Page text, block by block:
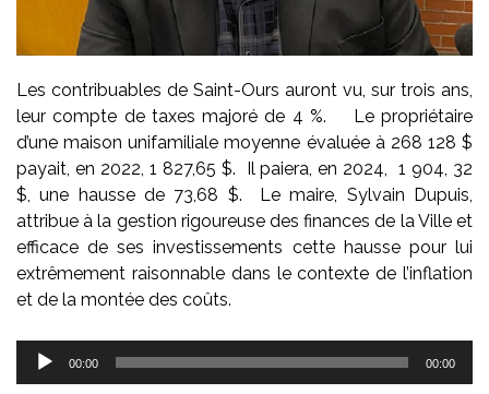
Les contribuables de Saint-Ours auront vu, sur trois ans,
leur compte de taxes majoré de 4 %. Le propriétaire
d’une maison unifamiliale moyenne évaluée à 268 128 $
payait, en 2022, 1 827,65 $. Il paiera, en 2024, 1 904, 32
$, une hausse de 73,68 $. Le maire, Sylvain Dupuis,
attribue à la gestion rigoureuse des finances de la Ville et
efficace de ses investissements cette hausse pour lui
extrêmement raisonnable dans le contexte de l’inflation
et de la montée des coûts.
Lecteur
audio
00:00 00:00